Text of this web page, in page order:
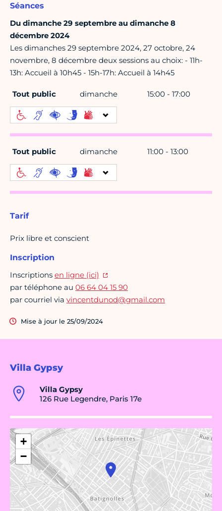
Villa Gypsy
Villa Gypsy
126 Rue Legendre, Paris 17e
+
−
Séances
Du dimanche 29 septembre au dimanche 8
décembre 2024
Les dimanches 29 septembre 2024, 27 octobre, 24
novembre, 8 décembre deux sessions au choix: - 11h-
13h: Accueil à 10h45 - 15h-17h: Accueil à 14h45
Tout public dimanche 15:00 - 17:00
Tout public dimanche 11:00 - 13:00
Tarif
Prix libre et conscient
Inscription
Inscriptions en ligne (ici)
par téléphone au 06 64 04 15 90
par courriel via vincentdunod@gmail.com
Mise à jour le 25/09/2024